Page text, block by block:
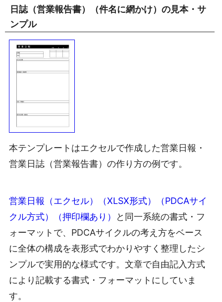
日誌（営業報告書）（件名に網かけ）の見本・サ
ンプル
本テンプレートはエクセルで作成した営業日報・
営業日誌（営業報告書）の作り方の例です。
営業日報（エクセル）（XLSX形式）（PDCAサイ
クル方式）（押印欄あり）
と同一系統の書式・フ
ォーマットで、PDCAサイクルの考え方をベース
に全体の構成を表形式でわかりやすく整理したシ
ンプルで実用的な様式です。文章で自由記入方式
により記載する書式・フォーマットにしていま
す。